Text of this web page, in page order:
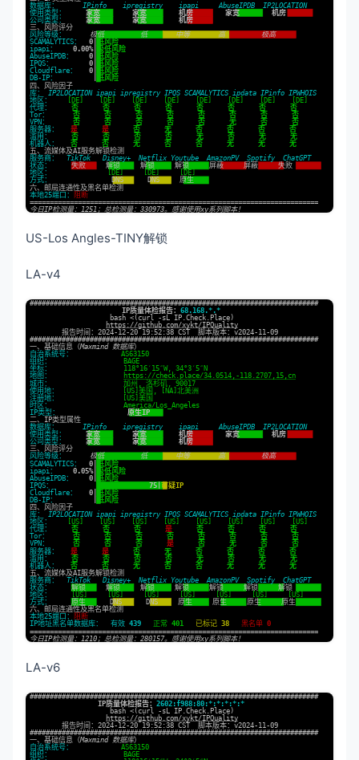
US-Los Angles-TINY解锁
LA-v4
LA-v6